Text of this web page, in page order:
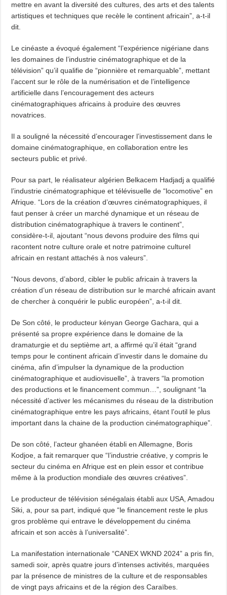
mettre en avant la diversité des cultures, des arts et des talents
artistiques et techniques que recèle le continent africain”, a-t-il
dit.
Le cinéaste a évoqué également “l’expérience nigériane dans
les domaines de l’industrie cinématographique et de la
télévision” qu’il qualifie de “pionnière et remarquable”, mettant
l’accent sur le rôle de la numérisation et de l’intelligence
artificielle dans l’encouragement des acteurs
cinématographiques africains à produire des œuvres
novatrices.
Il a souligné la nécessité d’encourager l’investissement dans le
domaine cinématographique, en collaboration entre les
secteurs public et privé.
Pour sa part, le réalisateur algérien Belkacem Hadjadj a qualifié
l’industrie cinématographique et télévisuelle de “locomotive” en
Afrique. “Lors de la création d’œuvres cinématographiques, il
faut penser à créer un marché dynamique et un réseau de
distribution cinématographique à travers le continent”,
considère-t-il, ajoutant “nous devons produire des films qui
racontent notre culture orale et notre patrimoine culturel
africain en restant attachés à nos valeurs”.
“Nous devons, d’abord, cibler le public africain à travers la
création d’un réseau de distribution sur le marché africain avant
de chercher à conquérir le public européen”, a-t-il dit.
De Son côté, le producteur kényan George Gachara, qui a
présenté sa propre expérience dans le domaine de la
dramaturgie et du septième art, a affirmé qu’il était “grand
temps pour le continent africain d’investir dans le domaine du
cinéma, afin d’impulser la dynamique de la production
cinématographique et audiovisuelle”, à travers “la promotion
des productions et le financement commun…”, soulignant “la
nécessité d’activer les mécanismes du réseau de la distribution
cinématographique entre les pays africains, étant l’outil le plus
important dans la chaine de la production cinématographique”.
De son côté, l’acteur ghanéen établi en Allemagne, Boris
Kodjoe, a fait remarquer que “l’industrie créative, y compris le
secteur du cinéma en Afrique est en plein essor et contribue
même à la production mondiale des œuvres créatives”.
Le producteur de télévision sénégalais établi aux USA, Amadou
Siki, a, pour sa part, indiqué que “le financement reste le plus
gros problème qui entrave le développement du cinéma
africain et son accès à l’universalité”.
La manifestation internationale “CANEX WKND 2024” a pris fin,
samedi soir, après quatre jours d’intenses activités, marquées
par la présence de ministres de la culture et de responsables
de vingt pays africains et de la région des Caraïbes.